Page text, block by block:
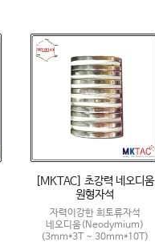
[MKTAC] 초강력 네오디움
원형자석
자력이강한 희토류자석
네오디움(Neodymium)
(3mm*3T ~ 30mm*10T)